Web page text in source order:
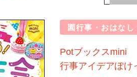
園行事・おはな
Potブックスmini
行事アイデアぽけ